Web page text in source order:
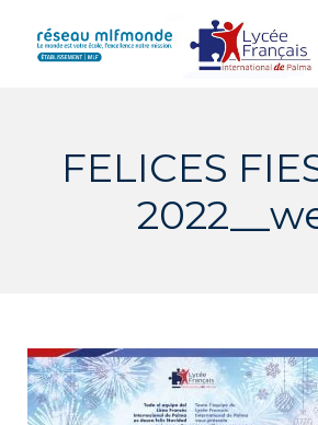
content
FELICES